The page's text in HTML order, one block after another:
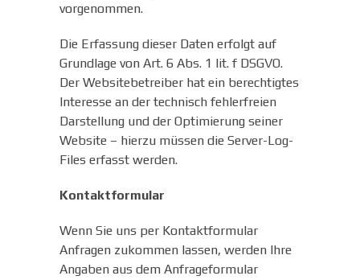
vorgenommen.
Die Erfassung dieser Daten erfolgt auf
Grundlage von Art. 6 Abs. 1 lit. f DSGVO.
Der Websitebetreiber hat ein berechtigtes
Interesse an der technisch fehlerfreien
Darstellung und der Optimierung seiner
Website – hierzu müssen die Server-Log-
Files erfasst werden.
Kontaktformular
Wenn Sie uns per Kontaktformular
Anfragen zukommen lassen, werden Ihre
Angaben aus dem Anfrageformular